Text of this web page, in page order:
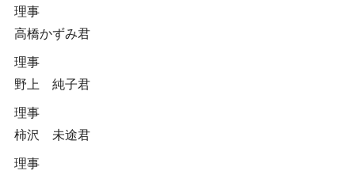
理事
高橋かずみ君
理事
野上 純子君
理事
柿沢 未途君
理事